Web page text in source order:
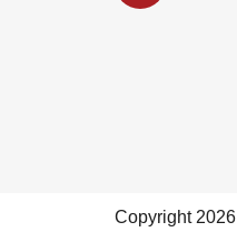
Copyright 2026